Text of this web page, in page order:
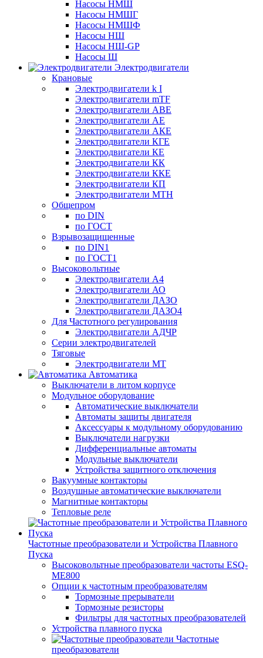
Насосы НМШ
Насосы НМШГ
Насосы НМШФ
Насосы НШ
Насосы НШ-GP
Насосы Ш
Электродвигатели
Крановые
Электродвигатели k I
Электродвигатели mTF
Электродвигатели АВЕ
Электродвигатели АЕ
Электродвигатели АКЕ
Электродвигатели КГЕ
Электродвигатели КЕ
Электродвигатели КК
Электродвигатели ККЕ
Электродвигатели КП
Электродвигатели МТН
Общепром
по DIN
по ГОСТ
Взрывозащищенные
по DIN1
по ГОСТ1
Высоковольтные
Электродвигатели А4
Электродвигатели АО
Электродвигатели ДАЗО
Электродвигатели ДАЗО4
Для Частотного регулирования
Электродвигатели АДЧР
Серии электродвигателей
Тяговые
Электродвигатели МТ
Автоматика
Выключатели в литом корпусе
Модульное оборудование
Автоматические выключатели
Автоматы защиты двигателя
Аксессуары к модульному оборудованию
Выключатели нагрузки
Дифференциальные автоматы
Модульные выключатели
Устройства защитного отключения
Вакуумные контакторы
Воздушные автоматические выключатели
Магнитные контакторы
Тепловые реле
Частотные преобразователи и Устройства Плавного
Пуска
Высоковольтные преобразователи частоты ESQ-
ME800
Опции к частотным преобразователям
Тормозные прерыватели
Тормозные резисторы
Фильтры для частотных преобразователей
Устройства плавного пуска
Частотные
преобразователи